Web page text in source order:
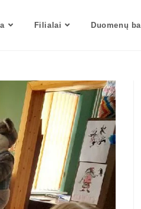
Filialai Duomenų